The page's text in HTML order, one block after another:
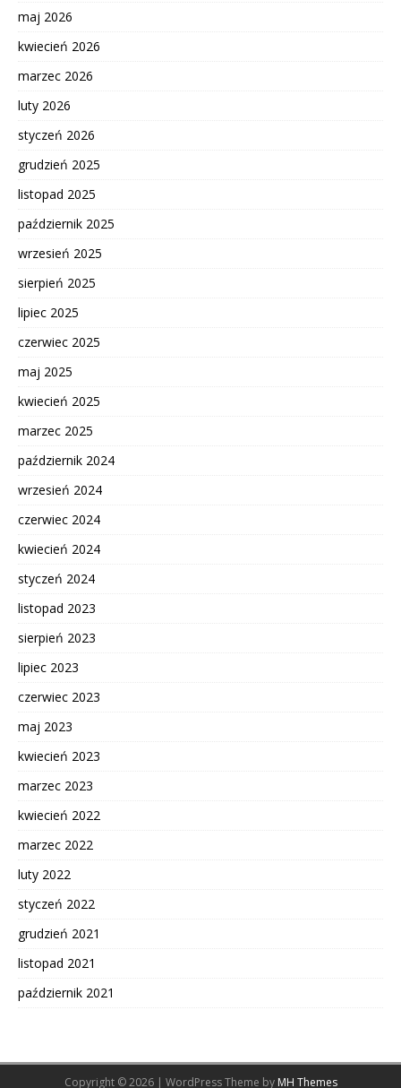
maj 2026
kwiecień 2026
marzec 2026
luty 2026
styczeń 2026
grudzień 2025
listopad 2025
październik 2025
wrzesień 2025
sierpień 2025
lipiec 2025
czerwiec 2025
maj 2025
kwiecień 2025
marzec 2025
październik 2024
wrzesień 2024
czerwiec 2024
kwiecień 2024
styczeń 2024
listopad 2023
sierpień 2023
lipiec 2023
czerwiec 2023
maj 2023
kwiecień 2023
marzec 2023
kwiecień 2022
marzec 2022
luty 2022
styczeń 2022
grudzień 2021
listopad 2021
październik 2021
Copyright © 2026 | WordPress Theme by MH Themes